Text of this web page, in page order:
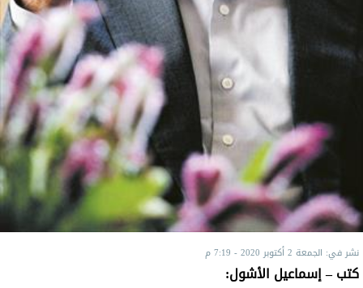
نشر في: الجمعة 2 أكتوبر 2020 - 7:19 م
كتب – إسماعيل الأشول: